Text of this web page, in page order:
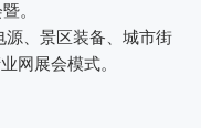
。
源、景区装备、城市街
网展会模式。